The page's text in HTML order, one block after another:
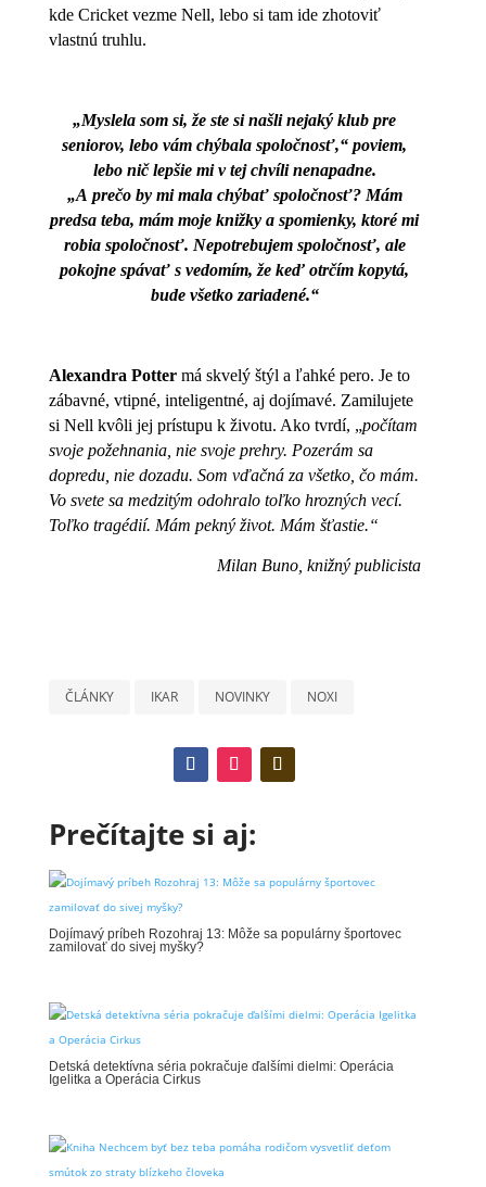
kde Cricket vezme Nell, lebo si tam ide zhotoviť
vlastnú truhlu.
„Myslela som si, že ste si našli nejaký klub pre
seniorov, lebo vám chýbala spoločnosť,“ poviem,
lebo nič lepšie mi v tej chvíli nenapadne.
„A prečo by mi mala chýbať spoločnosť? Mám
predsa teba, mám moje knižky a spomienky, ktoré mi
robia spoločnosť. Nepotrebujem spoločnosť, ale
pokojne spávať s vedomím, že keď otrčím kopytá,
bude všetko zariadené.“
Alexandra Pottermá skvelý štýl a ľahké pero. Je to
zábavné, vtipné, inteligentné, aj dojímavé. Zamilujete
si Nell kvôli jej prístupu k životu. Ako tvrdí, „počítam
svoje požehnania, nie svoje prehry. Pozerám sa
dopredu, nie dozadu. Som vďačná za všetko, čo mám.
Vo svete sa medzitým odohralo toľko hrozných vecí.
Toľko tragédií. Mám pekný život. Mám šťastie.“
Milan Buno, knižný publicista
ČLÁNKY IKAR NOVINKY NOXI
Prečítajte si aj:
Dojímavý príbeh Rozohraj 13: Môže sa populárny športovec
zamilovať do sivej myšky?
Detská detektívna séria pokračuje ďalšími dielmi: Operácia
Igelitka a Operácia Cirkus